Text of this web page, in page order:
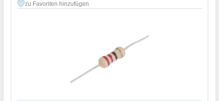
zu Favoriten hinzufügen